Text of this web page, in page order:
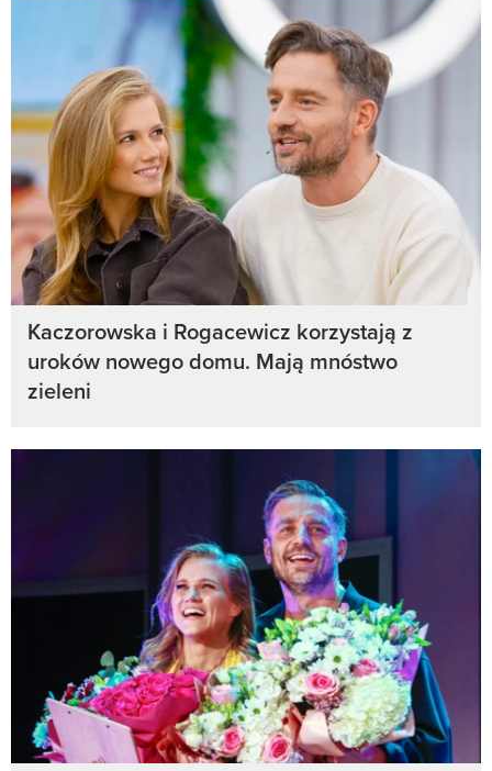
Kaczorowska i Rogacewicz korzystają z
uroków nowego domu. Mają mnóstwo
zieleni